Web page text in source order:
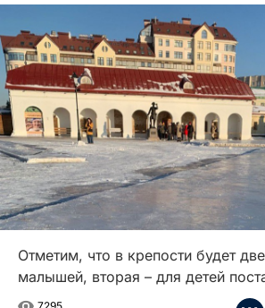
Отметим, что в крепости будет
малышей, вторая – для детей